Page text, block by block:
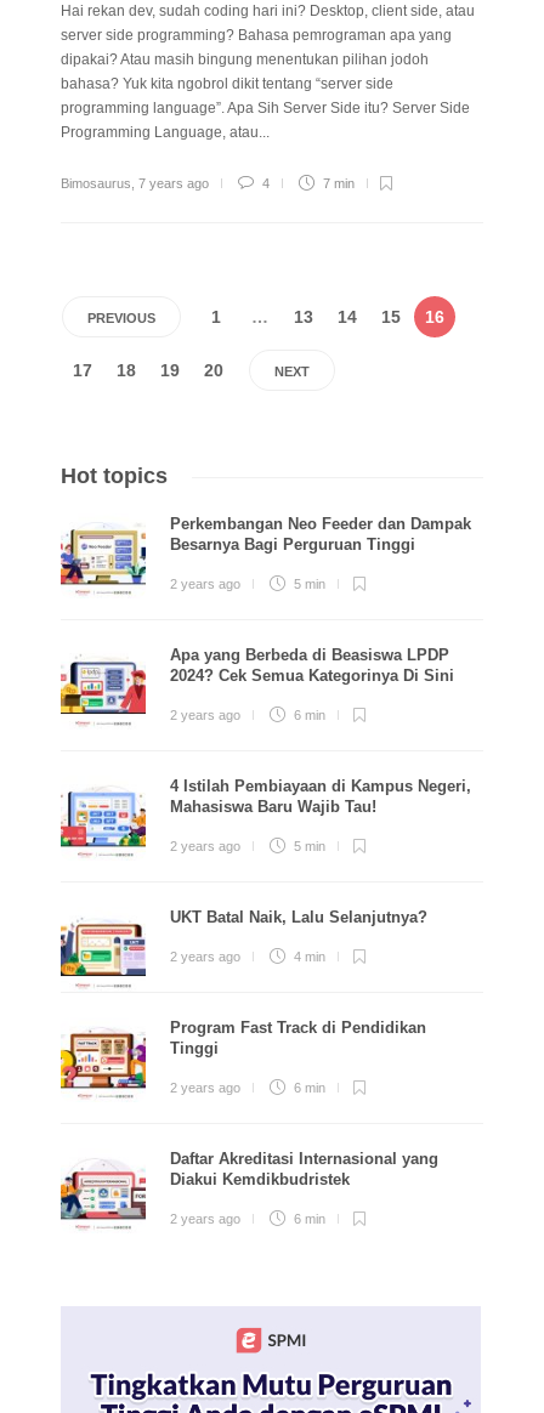
Hai rekan dev, sudah coding hari ini? Desktop, client side, atau
server side programming? Bahasa pemrograman apa yang
dipakai? Atau masih bingung menentukan pilihan jodoh
bahasa? Yuk kita ngobrol dikit tentang “server side
programming language”. Apa Sih Server Side itu? Server Side
Programming Language, atau...
Bimosaurus 7 years ago 4 7 min
PREVIOUS 1 … 13 14 15 16
17 18 19 20 NEXT
Hot topics
Perkembangan Neo Feeder dan Dampak
Besarnya Bagi Perguruan Tinggi
2 years ago 5 min
Apa yang Berbeda di Beasiswa LPDP
2024? Cek Semua Kategorinya Di Sini
2 years ago 6 min
4 Istilah Pembiayaan di Kampus Negeri,
Mahasiswa Baru Wajib Tau!
2 years ago 5 min
UKT Batal Naik, Lalu Selanjutnya?
2 years ago 4 min
Program Fast Track di Pendidikan
Tinggi
2 years ago 6 min
Daftar Akreditasi Internasional yang
Diakui Kemdikbudristek
2 years ago 6 min